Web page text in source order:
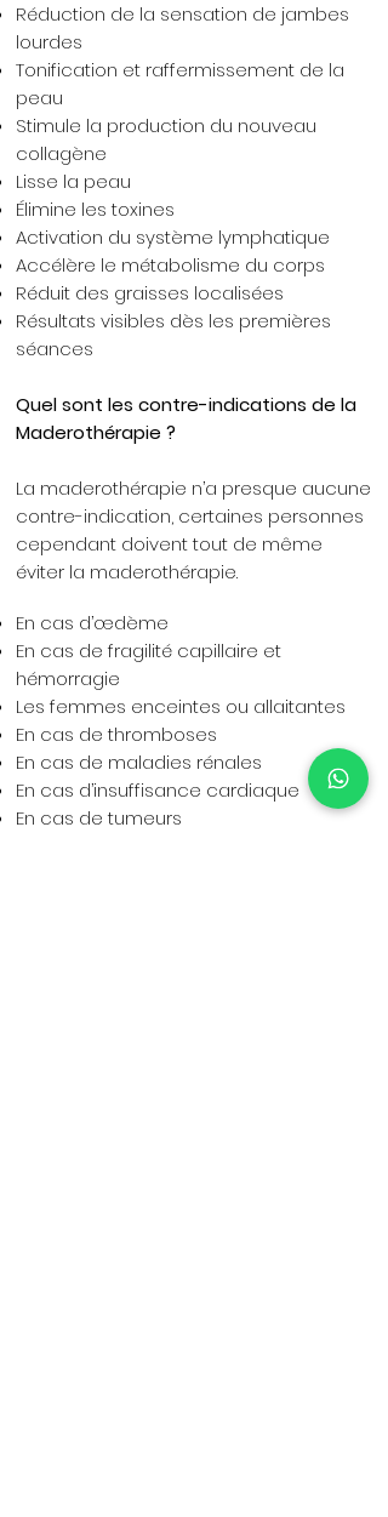
Réduction de la sensation de jambes
lourdes
Tonification et raffermissement de la
peau
Stimule la production du nouveau
collagène
Lisse la peau
Élimine les toxines
Activation du système lymphatique
Accélère le métabolisme du corps
Réduit des graisses localisées
Résultats visibles dès les premières
séances
Quel sont les contre-indications de la
Maderothérapie ?
La maderothérapie n’a presque aucune
contre-indication, certaines personnes
cependant doivent tout de même
éviter la maderothérapie.
En cas d’œdème
En cas de fragilité capillaire et
hémorragie
Les femmes enceintes ou allaitantes
En cas de thromboses
En cas de maladies rénales
En cas d’insuffisance cardiaque
En cas de tumeurs